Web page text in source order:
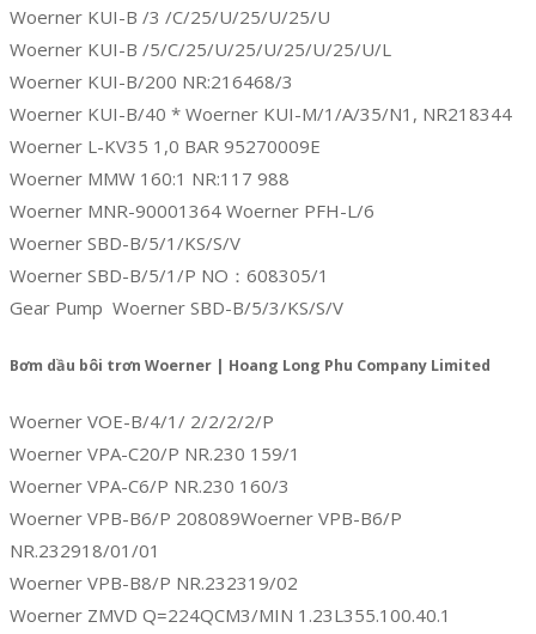
Woerner KUI-B /3 /C/25/U/25/U/25/U
Woerner KUI-B /5/C/25/U/25/U/25/U/25/U/L
Woerner KUI-B/200 NR:216468/3
Woerner KUI-B/40 * Woerner KUI-M/1/A/35/N1, NR218344
Woerner L-KV35 1,0 BAR 95270009E
Woerner MMW 160:1 NR:117 988
Woerner MNR-90001364 Woerner PFH-L/6
Woerner SBD-B/5/1/KS/S/V
Woerner SBD-B/5/1/P NO：608305/1
Gear Pump Woerner SBD-B/5/3/KS/S/V
Bơm dầu bôi trơn Woerner | Hoang Long Phu Company Limited
Woerner VOE-B/4/1/ 2/2/2/2/P
Woerner VPA-C20/P NR.230 159/1
Woerner VPA-C6/P NR.230 160/3
Woerner VPB-B6/P 208089Woerner VPB-B6/P
NR.232918/01/01
Woerner VPB-B8/P NR.232319/02
Woerner ZMVD Q=224QCM3/MIN 1.23L355.100.40.1